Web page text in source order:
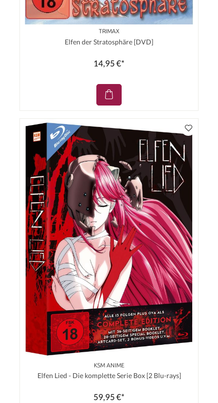
TRIMAX
Elfen der Stratosphäre [DVD]
14,95 €*
KSM ANIME
Elfen Lied - Die komplette Serie Box [2 Blu-rays]
59,95 €*